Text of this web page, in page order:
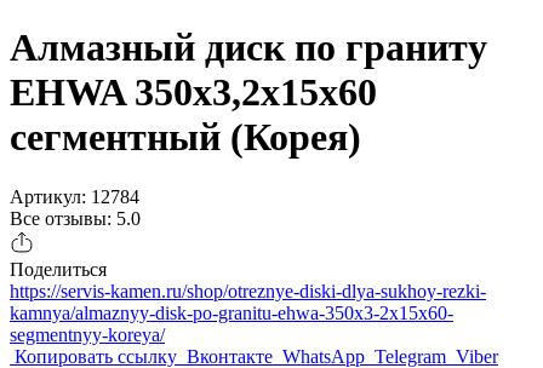
Алмазный диск по граниту
EHWA 350x3,2x15x60
сегментный (Корея)
Артикул: 12784
Все отзывы: 5.0
Поделиться
https://servis-kamen.ru/shop/otreznye-diski-dlya-sukhoy-rezki-
kamnya/almaznyy-disk-po-granitu-ehwa-350x3-2x15x60-
segmentnyy-koreya/
Копировать ссылку Вконтакте WhatsApp Telegram Viber